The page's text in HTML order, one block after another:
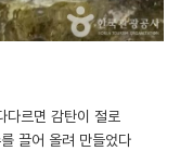
다르면 감탄이 절로
끌어 올려 만들었다